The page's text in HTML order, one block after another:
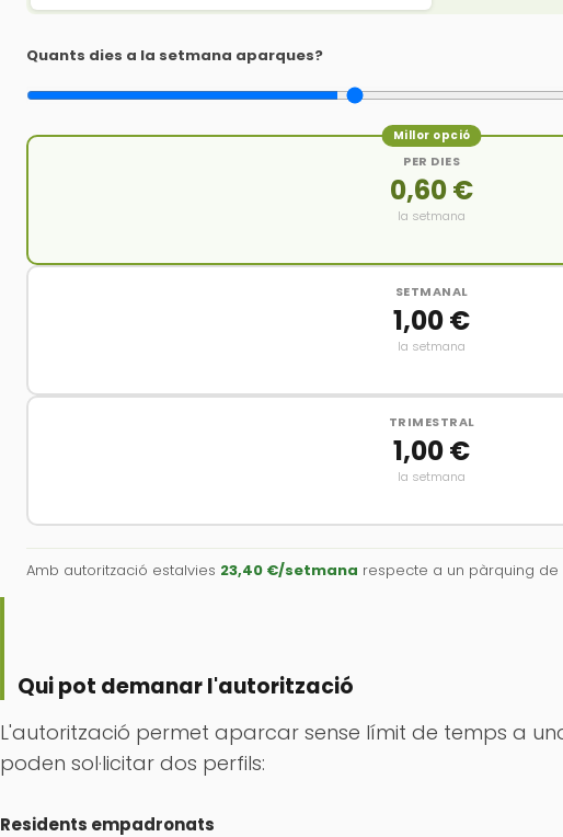
Quants dies a la setmana aparques?
Millor opció
PER DIES
0,60 €
la setmana
SETMANAL
1,00 €
la setmana
TRIMESTRAL
1,00 €
la setmana
Amb autorització estalvies 23,40 €/setmana respecte a un pàrquing
Qui pot demanar l'autorització
L'autorització permet aparcar sense límit de temps a
poden sol·licitar dos perfils:
Residents empadronats